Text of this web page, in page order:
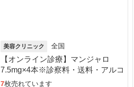
美容クリニック 全国
【オンライン診療】マンジャロ
7.5mg×4本※診察料・送料・アルコ
ール綿込
7枚売れています